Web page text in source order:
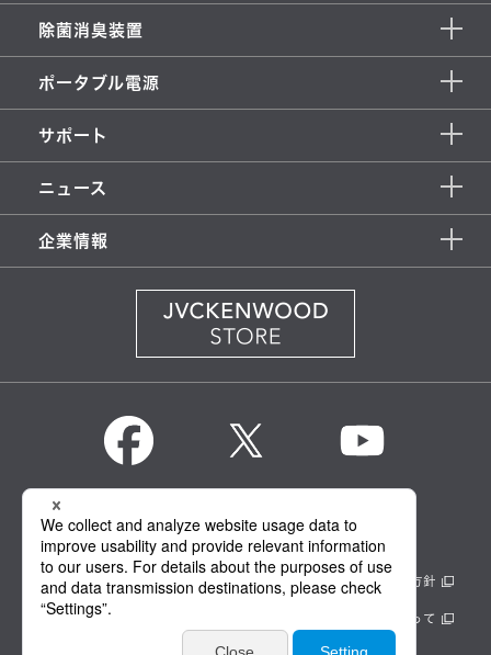
除菌消臭装置
ポータブル電源
サポート
ニュース
企業情報
KENWOOD Global
情報セキュリティ基本方針 製品安全に関する基本方針
正しい表示への取り組み サイトのご利用にあたって